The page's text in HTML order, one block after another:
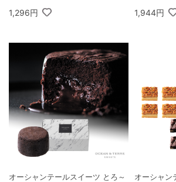
1,296円 1,944円
オーシャンテールスイーツ とろ～
オーシャン